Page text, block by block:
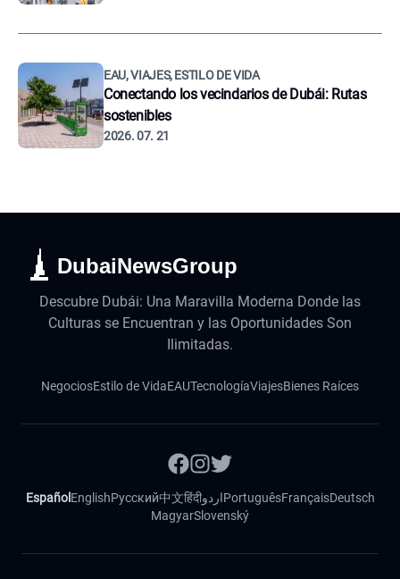
EAU, VIAJES, ESTILO DE VIDA
Conectando los vecindarios de Dubái: Rutas
sostenibles
2026. 07. 21
DubaiNewsGroup
Descubre Dubái: Una Maravilla Moderna Donde las
Culturas se Encuentran y las Oportunidades Son
Ilimitadas.
NegociosEstilo de VidaEAUTecnologíaViajesBienes Raíces
Español EnglishРусский中文हिंदीاردوPortuguêsFrançaisDeutsch
MagyarSlovenský